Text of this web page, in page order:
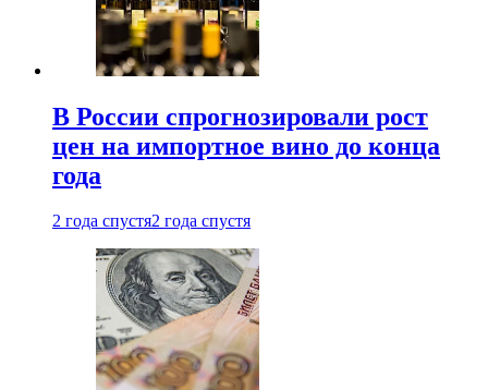
В России спрогнозировали рост
цен на импортное вино до конца
года
2 года спустя2 года спустя